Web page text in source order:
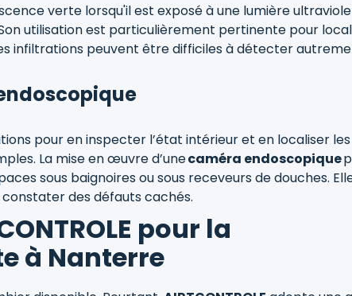
verte lorsqu'il est exposé à une lumière
utilisation est particulièrement pertinente pour
infiltrations peuvent être difficiles à détecter
pour en inspecter l’état intérieur et en localiser
La mise en œuvre d’unecaméra endoscopique
sous baignoires ou sous receveurs de douches.
des défauts cachés.
pour la
à Nanterre